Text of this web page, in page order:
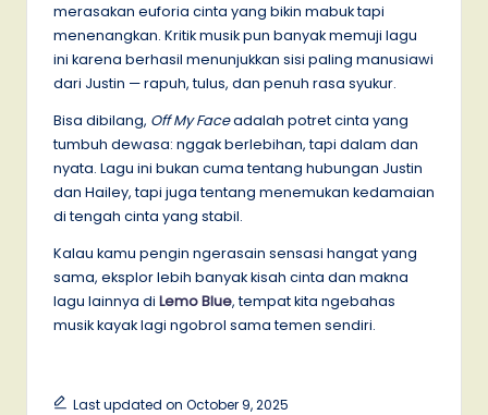
merasakan euforia cinta yang bikin mabuk tapi
menenangkan. Kritik musik pun banyak memuji lagu
ini karena berhasil menunjukkan sisi paling manusiawi
dari Justin — rapuh, tulus, dan penuh rasa syukur.
Bisa dibilang, Off My Faceadalah potret cinta yang
tumbuh dewasa: nggak berlebihan, tapi dalam dan
nyata. Lagu ini bukan cuma tentang hubungan Justin
dan Hailey, tapi juga tentang menemukan kedamaian
di tengah cinta yang stabil.
Kalau kamu pengin ngerasain sensasi hangat yang
sama, eksplor lebih banyak kisah cinta dan makna
lagu lainnya di Lemo Blue, tempat kita ngebahas
musik kayak lagi ngobrol sama temen sendiri.
Last updated on October 9, 2025